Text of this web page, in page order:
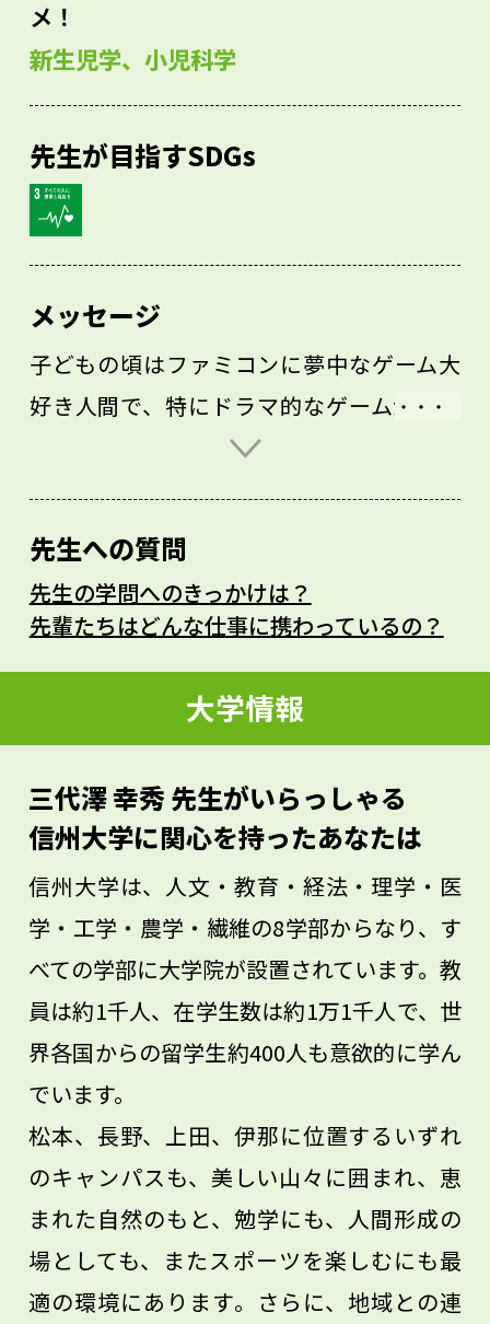
メ！
新生児学、小児科学
先生が目指すSDGs
メッセージ
子どもの頃はファミコンに夢中なゲーム大
好き人間で、特にドラマ的なゲームが好き
でした。それが今、周産期医療について伝
思うと、一見無駄に思える経験もどこで役
に立つかわからないものだと感じます。自
分の仕事を通じて社会問題に気づいても、
があります。それを切り開いていくとき
に、専門外のさまざまな経験が役立ちま
す。あなたもスポーツでも音楽でもゲーム
でもなんでも、いろいろな体験をしてくだ
です。
先生への質問
先生の学問へのきっかけは？
先輩たちはどんな仕事に携わっているの？
大学情報
三代澤 幸秀 先生がいらっしゃる
信州大学に関心を持ったあなたは
信州大学は、人文・教育・経法・理学・医
学・工学・農学・繊維の8学部からなり、す
べての学部に大学院が設置されています。教
員は約1千人、在学生数は約1万1千人で、世
界各国からの留学生約400人も意欲的に学ん
でいます。
松本、長野、上田、伊那に位置するいずれ
のキャンパスも、美しい山々に囲まれ、恵
まれた自然のもと、勉学にも、人間形成の
場としても、またスポーツを楽しむにも最
適の環境にあります。さらに、地域との連